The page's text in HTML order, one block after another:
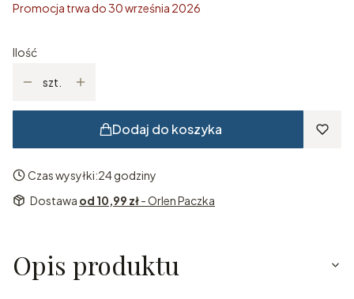
Promocja trwa do 30 września 2026
Ilość
szt.
Dodaj do koszyka
Czas wysyłki:24 godziny
Dostawa od 10,99 zł- Orlen Paczka
Opis produktu